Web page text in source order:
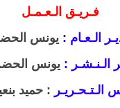
فـريـق الـعـمـل
الـعـام : يونس
الـنـشـر :يونس
الـتـحـريـر : حميد